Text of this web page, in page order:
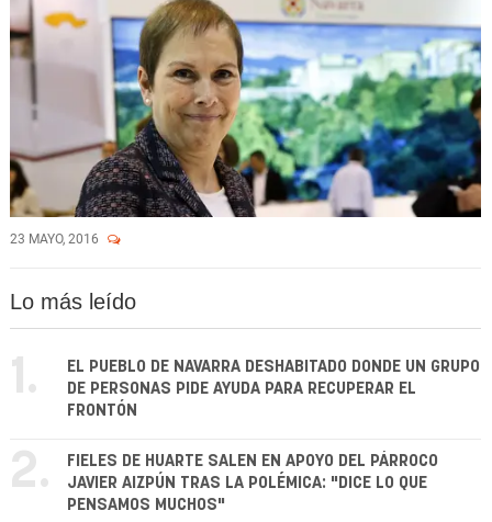
23 MAYO, 2016
Lo más leído
1.
EL PUEBLO DE NAVARRA DESHABITADO DONDE UN GRUPO
DE PERSONAS PIDE AYUDA PARA RECUPERAR EL
FRONTÓN
2.
FIELES DE HUARTE SALEN EN APOYO DEL PÁRROCO
JAVIER AIZPÚN TRAS LA POLÉMICA: "DICE LO QUE
PENSAMOS MUCHOS"